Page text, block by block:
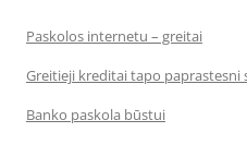
Paskolos internetu – greitai
Greitieji kreditai tapo paprastesni
Banko paskola būstui